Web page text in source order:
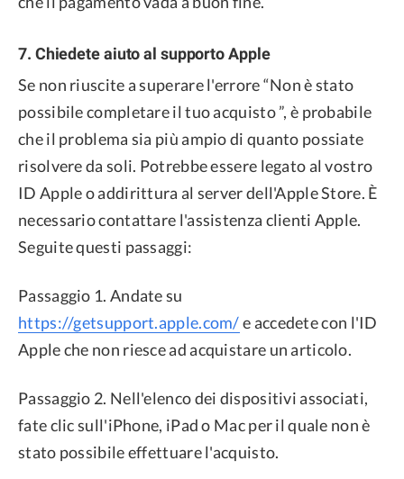
7. Chiedete aiuto al supporto Apple
Se non riuscite a superare l'errore “Non è stato
possibile completare il tuo acquisto ”, è probabile
che il problema sia più ampio di quanto possiate
risolvere da soli. Potrebbe essere legato al vostro
ID Apple o addirittura al server dell'Apple Store. È
necessario contattare l'assistenza clienti Apple.
Seguite questi passaggi:
Passaggio 1. Andate su
https://getsupport.apple.com/e accedete con l'ID
Apple che non riesce ad acquistare un articolo.
Passaggio 2. Nell'elenco dei dispositivi associati,
fate clic sull'iPhone, iPad o Mac per il quale non è
stato possibile effettuare l'acquisto.